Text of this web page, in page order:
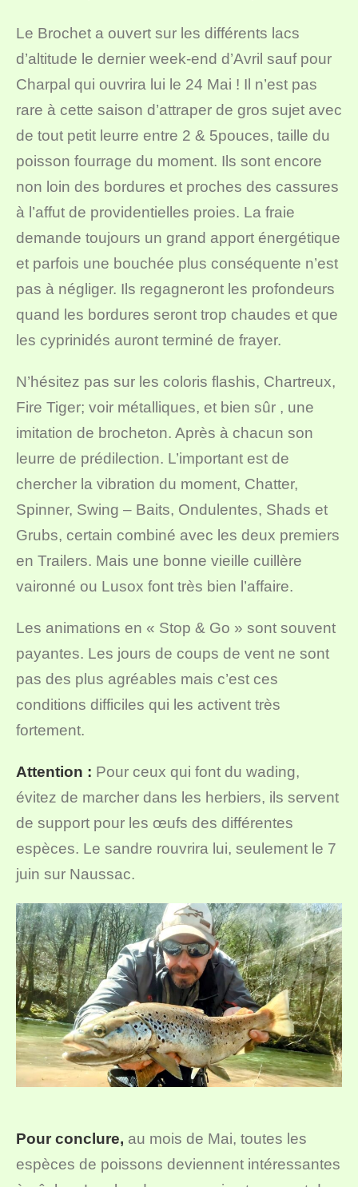
Le Brochet a ouvert sur les différents lacs
d’altitude le dernier week-end d’Avril sauf pour
Charpal qui ouvrira lui le 24 Mai ! Il n’est pas
rare à cette saison d’attraper de gros sujet avec
de tout petit leurre entre 2 & 5pouces, taille du
poisson fourrage du moment. Ils sont encore
non loin des bordures et proches des cassures
à l’affut de providentielles proies. La fraie
demande toujours un grand apport énergétique
et parfois une bouchée plus conséquente n’est
pas à négliger. Ils regagneront les profondeurs
quand les bordures seront trop chaudes et que
les cyprinidés auront terminé de frayer.
N’hésitez pas sur les coloris flashis, Chartreux,
Fire Tiger; voir métalliques, et bien sûr , une
imitation de brocheton. Après à chacun son
leurre de prédilection. L’important est de
chercher la vibration du moment, Chatter,
Spinner, Swing – Baits, Ondulentes, Shads et
Grubs, certain combiné avec les deux premiers
en Trailers. Mais une bonne vieille cuillère
vaironné ou Lusox font très bien l’affaire.
Les animations en « Stop & Go » sont souvent
payantes. Les jours de coups de vent ne sont
pas des plus agréables mais c’est ces
conditions difficiles qui les activent très
fortement.
Attention : Pour ceux qui font du wading,
évitez de marcher dans les herbiers, ils servent
de support pour les œufs des différentes
espèces. Le sandre rouvrira lui, seulement le 7
juin sur Naussac.
Pour conclure, au mois de Mai, toutes les
espèces de poissons deviennent intéressantes